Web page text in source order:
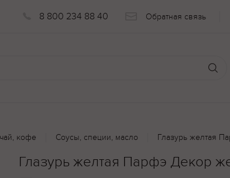
8 800 234 88 40 Обратная связь
кофе Соусы, специи, масло Глазурь желтая
Глазурь желтая Парфэ Декор